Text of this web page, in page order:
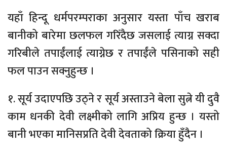
यहाँ हिन्दू धर्मपरम्पराका अनुसार यस्ता पाँच खराब
बानीको बारेमा छलफल गरिँदैछ जसलाई त्याग्न सक्दा
गरिबीले तपाईंलाई त्याग्नेछ र तपाईंले पसिनाको सही
फल पाउन सक्नुहुन्छ ।
१. सूर्य उदाएपछि उठ्ने र सूर्य अस्ताउने बेला सुत्ने यी दुवै
काम धनकी देवी लक्ष्मीको लागि अप्रिय हुन्छ । यस्तो
बानी भएका मानिसप्रति देवी देवताको क्रिया हुँदैन ।